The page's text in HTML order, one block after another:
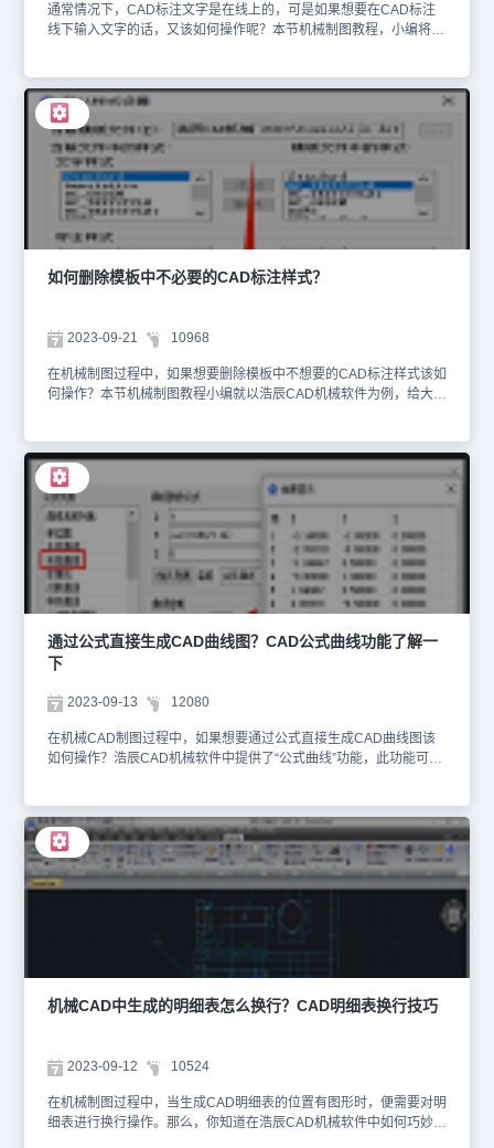
通常情况下，CAD标注文字是在线上的，可是如果想要在CAD标注
线下输入文字的话，又该如何操作呢？本节机械制图教程，小编将以
线下标注功能，用户可以通过在标注编辑界面【第二行】中编辑标注
内容或插入已有符号。在CAD标注线下输入文字操作步骤： 1、首先
在浩辰CAD机械软件中打开需要编辑的图纸文件，然后鼠标左键双击
图纸中需要编辑的CAD标注。2、此时会弹出【标注内容】对话框，
在【第二行】后的文本框中输入要在CAD标注线下注释的内容或符
号，例如输入：长度标注。如下图所示： 3、最后点击【确定】按
钮，在CAD标注线下便会显示刚刚输入的内容：长度标注。最终效果
图如下所示： 上述机械制图教程小编给大家分享了浩辰CAD机械软
件中在CAD标注线下输入文字的详细操作步骤，相信对大家一定有所
帮助。对此感兴趣的设计师朋友们可以关注浩辰CAD官网教程专区，
在后续的CAD教程文章中，小编将会为您带来更多实用的机械制图技
如何删除模板中不必要的CAD标注样式？
2023-09-21 10968
在机械制图过程中，如果想要删除模板中不想要的CAD标注样式该如
何操作？本节机械制图教程小编就以浩辰CAD机械软件为例，给大家
件后，在菜单栏中点击【浩辰机械】—【系统维护工具】—【自定义
默认模板】。如下图所示： 2、执行命令后，会弹出【默认样式设
置】对话框，选择需要编辑的模板文件后，在【标注样式】组中，选
择不需要的CAD标注样式，点击【删除】按钮。如下图所示： 3、删
除完成后，勾选【更新到当前样式】，点击【确定】按钮即可完成。
如下图所示： 集机械绘图、机构设计和数据管理等功能模块于一体
的浩辰CAD机械，提供符合国家标准和可定制化的行业标准环境，包
含最先进的多图框和明细表管理的智能系统、高效的尺寸符号注释、
全面的标准零件库、强大的图纸兼容性等，大大提升了机械工程师的
设计绘图效率，大幅减少项目工期，完全解决企业CAD正版化，全面
提高企业的综合竞争力！以上机械制图教程小编给大家分享了浩辰
CAD机械软件中删除模板中不必要的CAD标注样式的详细操作步
骤，希望对大家有所帮助，对此感兴趣的设计师朋友们可以关注浩辰
CAD官网教程专区，小编会在后续教程文章中给大家分享更多CAD
实用技巧哦！
通过公式直接生成CAD曲线图？CAD公式曲线功能了解一
下
2023-09-13 12080
在机械CAD制图过程中，如果想要通过公式直接生成CAD曲线图该
如何操作？浩辰CAD机械软件中提供了“公式曲线”功能，此功能可以
家详细介绍一下公式曲线功能的使用技巧吧！机械CAD公式曲线功能
使用步骤：1、在浩辰CAD机械软件中打开图纸后，点击菜单栏中的
【浩辰机械】—【构造工具】—【公式曲线】。2、在弹出的【公式
曲线】对话框中，如果【曲线名称列表】中存在公式曲线，可以从曲
线名称列表中选择一个公式曲线，或者直接在【曲线参数公式】组框
和【曲线控制】组输入相应的X、Y、Z参数公式，参数的范围，点数
后，点击【计算】按钮，再点击【结果查询】即可获得通过计算得到
的点值，并在必要时，对点值进行动态修改。如下图所示：在【结果
显示】对话框中，可通过点取【导入】、【导出】按钮，导入外部数
据或导出计算结果。3、点击【预览】按钮可以查看公式曲线的形
状，以确定是否得到预期的结果。如下图所示：每当选择一条曲线，
制】，点击【鼠标点取】，点击【绘制】按钮，在图纸中点取曲线起
点后，点击【绘制】按钮。本节机械CAD制图教程小编给大家分享了
浩辰CAD机械软件中通过公式直接生成CAD曲线图的方法步骤，希
望对大家有所帮助。
机械CAD中生成的明细表怎么换行？CAD明细表换行技巧
2023-09-12 10524
在机械制图过程中，当生成CAD明细表的位置有图形时，便需要对明
细表进行换行操作。那么，你知道在浩辰CAD机械软件中如何巧妙地